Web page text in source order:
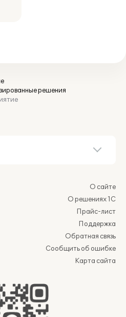
решения
О сайте
О решениях 1С
Прайс-лист
Поддержка
Обратная связь
Сообщить об ошибке
Карта сайта